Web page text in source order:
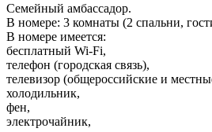
Семейный амбассадор.
В номере: 3 комнаты (2 спальни,
В номере имеется:
бесплатный Wi-Fi,
телефон (городская связь),
телевизор (общероссийские и
холодильник,
фен,
электрочайник,